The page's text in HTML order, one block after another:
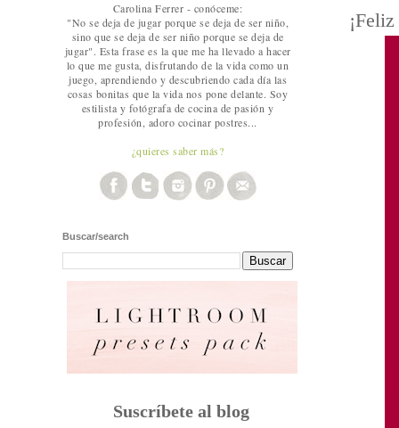
Carolina Ferrer - conóceme:
"No se deja de jugar porque se deja de ser niño,
sino que se deja de ser niño porque se deja de
jugar". Esta frase es la que me ha llevado a hacer
lo que me gusta, disfrutando de la vida como un
juego, aprendiendo y descubriendo cada día las
cosas bonitas que la vida nos pone delante. Soy
estilista y fotógrafa de cocina de pasión y
profesión, adoro cocinar postres...
¿quieres saber más?
Buscar/search
Suscríbete al blog